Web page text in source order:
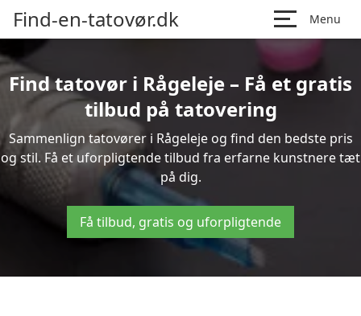
Find-en-tatovør.dk Menu
Find tatovør i Rågeleje – Få et gratis
tilbud på tatovering
Sammenlign tatovører i Rågeleje og find den bedste pris
og stil. Få et uforpligtende tilbud fra erfarne kunstnere tæt
på dig.
Få tilbud, gratis og uforpligtende